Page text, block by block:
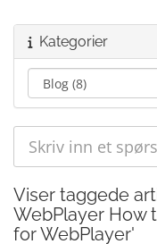
Kategorier
Viser taggede
WebPlayer How
for WebPlayer'